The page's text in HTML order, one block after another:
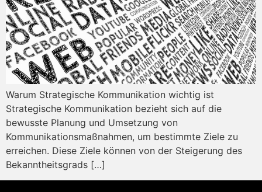
Warum Strategische Kommunikation wichtig ist
Strategische Kommunikation bezieht sich auf die
bewusste Planung und Umsetzung von
Kommunikationsmaßnahmen, um bestimmte Ziele zu
erreichen. Diese Ziele können von der Steigerung des
Bekanntheitsgrads […]